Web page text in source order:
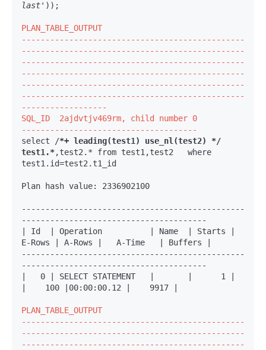
last' ));
PLAN_TABLE_OUTPUT
-----------------------------------------------
-----------------------------------------------
-----------------------------------------------
-----------------------------------------------
-----------------------------------------------
-----------------------------------------------
------------------
SQL_ID  2ajdvtjv469rm, child number 0
-------------------------------------
select /*+ leading(test1) use_nl(test2) */
test1.*,test2.* from test1,test2   where
test1.id=test2.t1_id
Plan hash value: 2336902100
-----------------------------------------------
---------------------------------------
| Id  | Operation          | Name  | Starts |
E-Rows | A-Rows |   A-Time   | Buffers |
-----------------------------------------------
---------------------------------------
|   0 | SELECT STATEMENT   |       |      1 |
|    100 |00:00:00.12 |    9917 |
PLAN_TABLE_OUTPUT
-----------------------------------------------
-----------------------------------------------
-----------------------------------------------